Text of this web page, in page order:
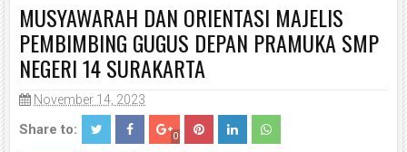
31 Jul
2026
MUSYAWARAH DAN ORIENTASI MAJELIS
PEMBIMBING GUGUS DEPAN PRAMUKA SMP
NEGERI 14 SURAKARTA
November 14, 2023
Share to: 0